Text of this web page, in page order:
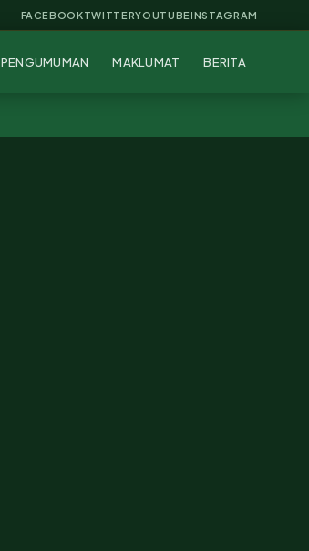
FACEBOOKTWITTERYOUTUBEINSTAGRAM
PENGUMUMAN MAKLUMAT BERITA